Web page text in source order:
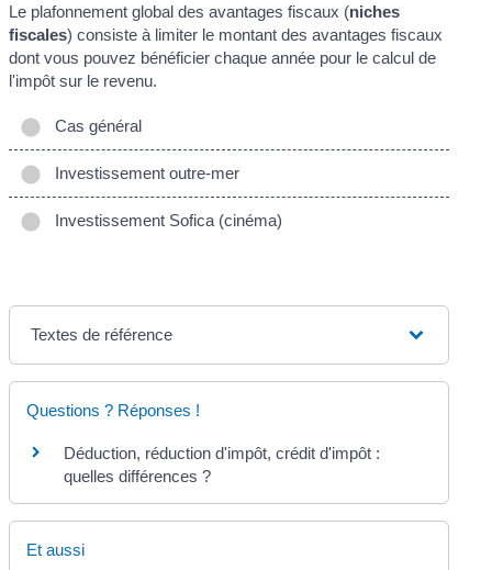
Le plafonnement global des avantages fiscaux (niches
fiscales) consiste à limiter le montant des avantages fiscaux
dont vous pouvez bénéficier chaque année pour le calcul de
l'impôt sur le revenu.
Cas général
Investissement outre-mer
Investissement Sofica (cinéma)
Textes de référence
Questions ? Réponses !
Déduction, réduction d'impôt, crédit d'impôt :
quelles différences ?
Et aussi